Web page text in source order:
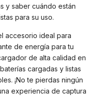
y saber cuándo están
para su uso.
accesorio ideal para
de energía para tu
de alta calidad en
cargadas y listas
¡No te pierdas ningún
experiencia de captura